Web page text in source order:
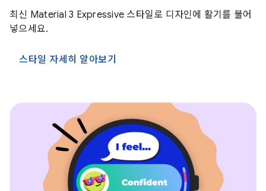
최신 Material 3 Expressive 스타일로 디자인에 활기를 불어
넣으세요.
스타일 자세히 알아보기